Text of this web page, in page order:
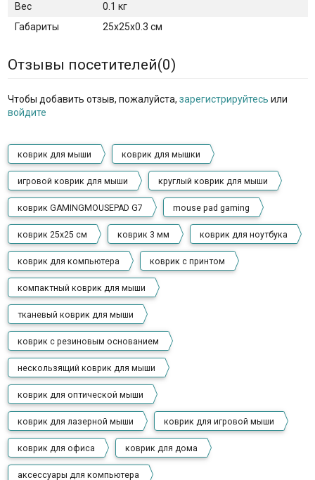
Вес
0.1 кг
Габариты
25x25x0.3 см
Отзывы посетителей(0)
Чтобы добавить отзыв, пожалуйста, зарегистрируйтесь или
войдите
коврик для мыши коврик для мышки
игровой коврик для мыши круглый коврик для мыши
коврик GAMINGMOUSEPAD G7 mouse pad gaming
коврик 25x25 см коврик 3 мм коврик для ноутбука
коврик для компьютера коврик с принтом
компактный коврик для мыши
тканевый коврик для мыши
коврик с резиновым основанием
нескользящий коврик для мыши
коврик для оптической мыши
коврик для лазерной мыши коврик для игровой мыши
коврик для офиса коврик для дома
аксессуары для компьютера